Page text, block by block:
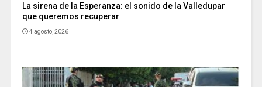
La sirena de la Esperanza: el sonido de la Valledupar
que queremos recuperar
4 agosto, 2026